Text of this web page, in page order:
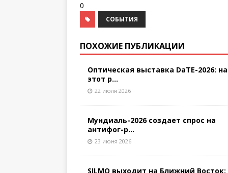
0
СОБЫТИЯ
ПОХОЖИЕ ПУБЛИКАЦИИ
Оптическая выставка DaTE-2026: на
этот р...
22 июля 2026
Мундиаль-2026 создает спрос на
антифог-р...
23 июня 2026
SILMO выходит на Ближний Восток: